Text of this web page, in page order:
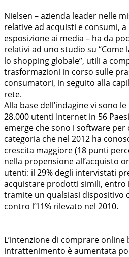
Nielsen – azienda leader nelle
relative ad acquisti e consumi,
esposizione ai media – ha da
relativi ad uno studio su “Come
lo shopping globale”, utili a
trasformazioni in corso sulle
consumatori, in seguito alla
rete.
Alla base dell’indagine vi sono
28.000 utenti Internet in 56
emerge che sono i software
categoria che nel 2012 ha
crescita maggiore (18 punti
nella propensione all’acquisto
utenti: il 29% degli intervistati
acquistare prodotti simili, entro
tramite un qualsiasi dispositivo
contro l’11% rilevato nel 2010.
L’intenzione di comprare
intrattenimento è aumentata